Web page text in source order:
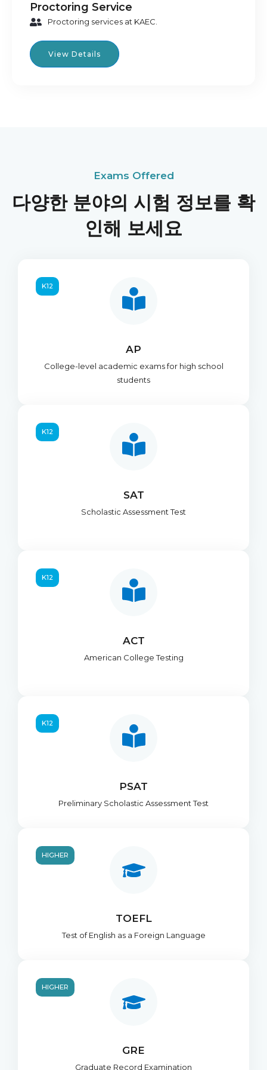
Proctoring Service
Proctoring services at KAEC.
View Details
Exams Offered
다양한 분야의 시험 정보를 확
인해 보세요
AP
College-level academic exams for high school
students
K12
SAT
Scholastic Assessment Test
K12
ACT
American College Testing
K12
PSAT
Preliminary Scholastic Assessment Test
K12
TOEFL
Test of English as a Foreign Language
HIGHER
GRE
Graduate Record Examination
HIGHER